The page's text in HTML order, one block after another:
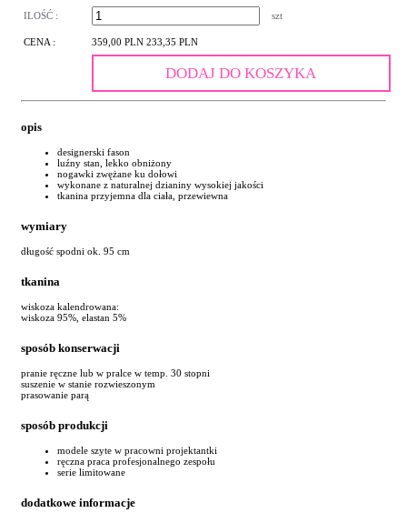
ILOŚĆ : szt
CENA : 359,00 PLN 233,35 PLN
DODAJ DO KOSZYKA
opis
designerski fason
luźny stan, lekko obniżony
nogawki zwężane ku dołowi
wykonane z naturalnej dzianiny wysokiej jakości
tkanina przyjemna dla ciała, przewiewna
wymiary
długość spodni ok. 95 cm
tkanina
wiskoza kalendrowana:
wiskoza 95%, elastan 5%
sposób konserwacji
pranie ręczne lub w pralce w temp. 30 stopni
suszenie w stanie rozwieszonym
prasowanie parą
sposób produkcji
modele szyte w pracowni projektantki
ręczna praca profesjonalnego zespołu
serie limitowane
dodatkowe informacje